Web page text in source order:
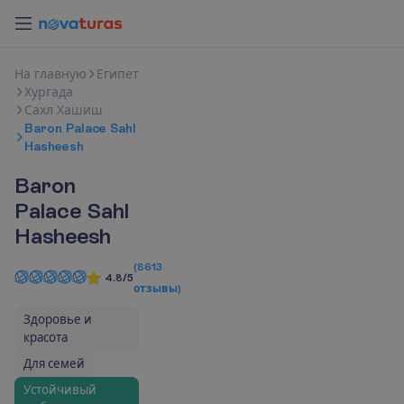
На главную
Египет
Хургада
Сахл Хашиш
Baron Palace Sahl
Hasheesh
Baron
Palace Sahl
Hasheesh
4.8/5
(8613
отзывы)
Здоровье и
красота
Для семей
Устойчивый